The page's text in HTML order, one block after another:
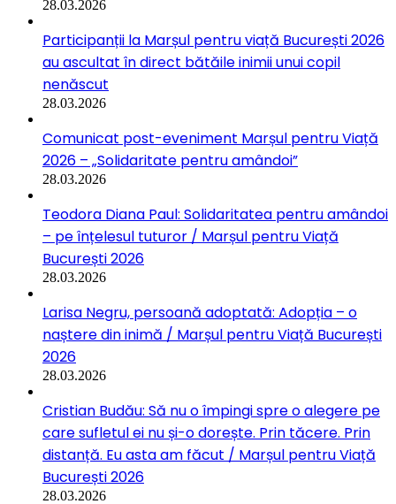
28.03.2026
Participanții la Marșul pentru viață București 2026
au ascultat în direct bătăile inimii unui copil
nenăscut
28.03.2026
Comunicat post-eveniment Marșul pentru Viață
2026 – „Solidaritate pentru amândoi”
28.03.2026
Teodora Diana Paul: Solidaritatea pentru amândoi
– pe înțelesul tuturor / Marșul pentru Viață
București 2026
28.03.2026
Larisa Negru, persoană adoptată: Adopția – o
naștere din inimă / Marșul pentru Viață București
2026
28.03.2026
Cristian Budău: Să nu o împingi spre o alegere pe
care sufletul ei nu și-o dorește. Prin tăcere. Prin
distanță. Eu asta am făcut / Marșul pentru Viață
București 2026
28.03.2026